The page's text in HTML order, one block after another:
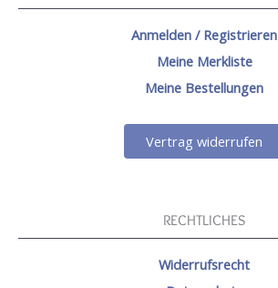
Anmelden / Registrieren
Meine Merkliste
Meine Bestellungen
Vertrag widerrufen
RECHTLICHES
Widerrufsrecht